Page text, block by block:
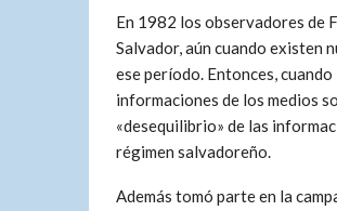
En 1982 los observadores de
Salvador, aún cuando existen
ese período. Entonces,
informaciones de los medios
«desequilibrio» de las
régimen salvadoreño.
Además tomó parte en la